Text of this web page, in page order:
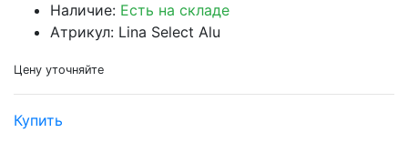
Наличие: Есть на складе
Атрикул: Lina Select Alu
Цену уточняйте
Купить